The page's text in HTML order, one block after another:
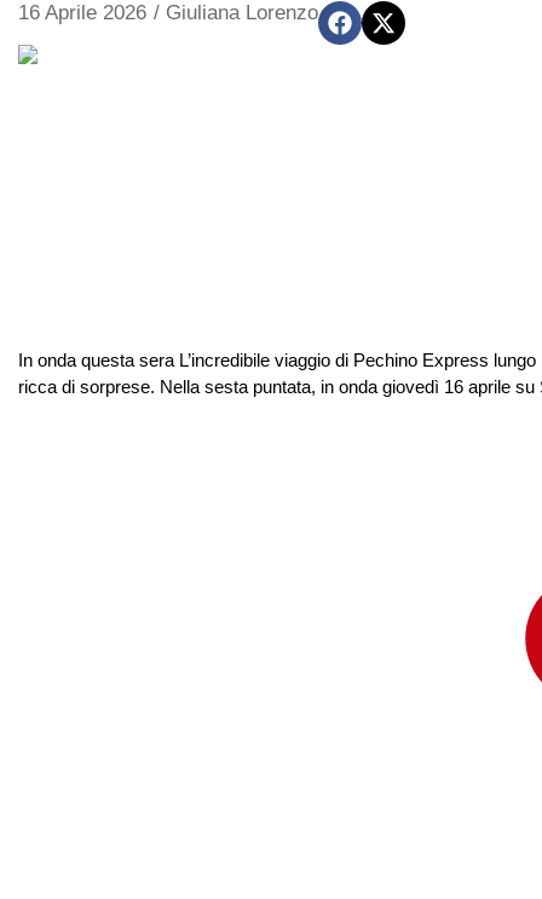
16 Aprile 2026 / Giuliana Lorenzo
In onda questa sera L’incredibile viaggio di Pechino Express
ricca di sorprese. Nella sesta puntata, in onda giovedì 16 aprile